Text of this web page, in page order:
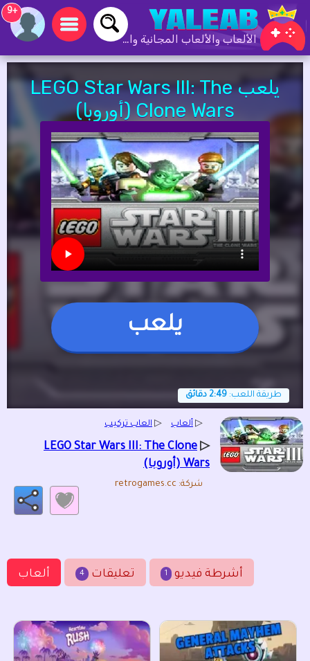
الألعاب والألعاب المجانية والألعاب عبر الإنترنت
+9
يلعب LEGO Star Wars III: The
Clone Wars (أوروبا)
يلعب
طريقة اللعب: 2:49 دقائق
▷ ألعاب ▷ العاب تركيب
▷
LEGO Star Wars III: The Clone
Wars (أوروبا)
شركة: retrogames.cc
ألعاب 4 تعليقات 1 أشرطة فيديو